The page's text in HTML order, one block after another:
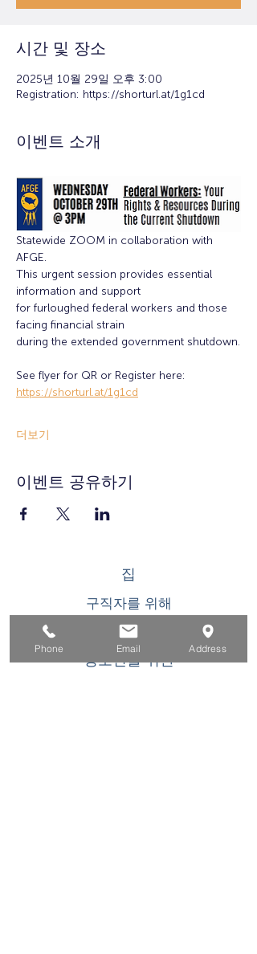
시간 및 장소
2025년 10월 29일 오후 3:00
Registration: https://shorturl.at/1g1cd
이벤트 소개
Statewide ZOOM in collaboration with
AFGE.
This urgent session provides essential
information and support
for furloughed federal workers and those
facing financial strain
during the extended government shutdown.
See flyer for QR or Register here:
https://shorturl.at/1g1cd
더보기
이벤트 공유하기
집
구직자를 위해
기업용
청소년을 위한
Phone Email Address